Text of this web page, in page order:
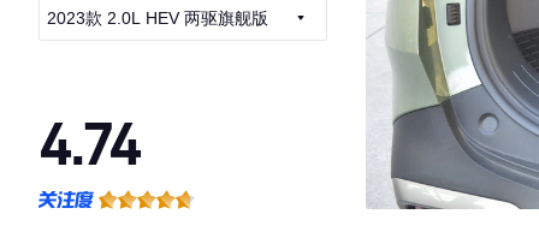
2023款 2.0L HEV 两驱旗舰版
4.74